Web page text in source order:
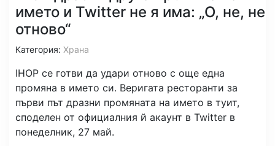
името и Twitter не я има: „О, не, не
отново“
Категория: Храна
IHOP се готви да удари отново с още една
промяна в името си. Веригата ресторанти за
първи път дразни промяната на името в туит,
споделен от официалния й акаунт в Twitter в
понеделник, 27 май.